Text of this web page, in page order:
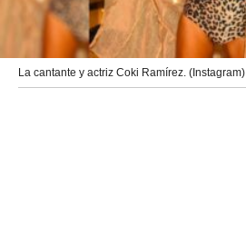
La cantante y actriz Coki Ramírez. (Instagram)